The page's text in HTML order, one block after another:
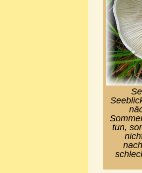
tun,